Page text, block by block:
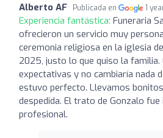
Alberto AF Publicada en 1
Experiencia fantástica: Funeraria
ofrecieron un servicio muy
ceremonia religiosa en la iglesia
2025, justo lo que quiso la familia.
expectativas y no cambiaría nada
estuvo perfecto. Llevamos
despedida. El trato de Gonzalo fue
profesional.